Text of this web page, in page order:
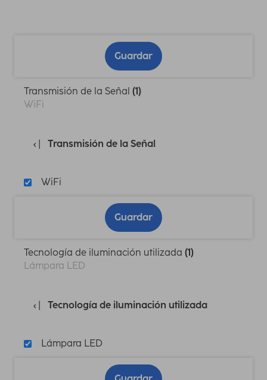
Guardar
Transmisión de la Señal (1)
WiFi
Transmisión de la Señal
WiFi
Guardar
Tecnología de iluminación utilizada (1)
Lámpara LED
Tecnología de iluminación utilizada
Lámpara LED